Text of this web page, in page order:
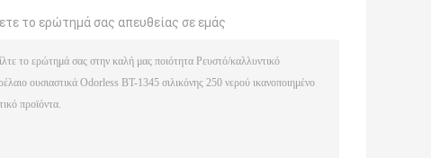
το ερώτημά σας απευθείας σε εμάς